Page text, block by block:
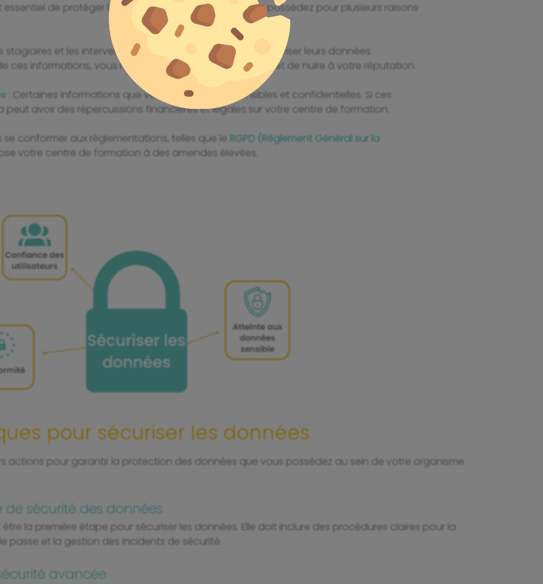
essentiel de protéger les différentes données que vous possédez pour plusieurs raisons
stagiaires et les intervenants comptent sur vous pour sécuriser leurs données
ces informations, vous risquez de perdre leur confiance et de nuire à votre réputation.
: Certaines informations que vous détenez sont sensibles et confidentielles. Si ces
peut avoir des répercussions financières et légales sur votre centre de formation.
se conformer aux réglementations, telles que le RGPD (Réglement Général sur la
votre centre de formation à des amendes élevées.
pour sécuriser les données
actions pour garantir la protection des données que vous possédez au sein de votre organisme
de sécurité des données
la première étape pour sécuriser les données. Elle doit inclure des procédures claires pour la
passe et la gestion des incidents de sécurité.
avancée